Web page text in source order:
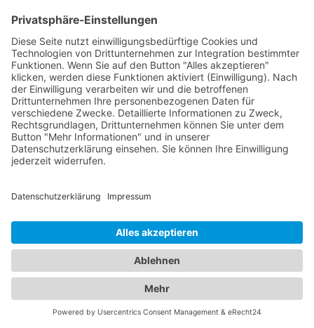
das Wohlergehen Ihrer Kinder kümmern. Diese
Fachärzte bieten umfassende
Vorsorgeuntersuchungen, Impfungen und
behandeln akute und chronische Erkrankungen
Ihrer Kleinen. Unser Portal ermöglicht es Ihnen, die
besten Augenärzte und den bestenKinderarzt
Bergatreutezu finden und Ihre Familie in
kompetente Hände zu legen. Vertrauen Sie auf
unsere sorgfältig ausgewählten Fachexperten, um
Liebsten zu gewährleisten.
Jetzt Augenarzt finden!